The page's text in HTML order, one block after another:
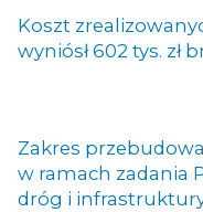
Koszt
wyniósł 602 tys. zł
Zakres
w ramach zadania
dróg i